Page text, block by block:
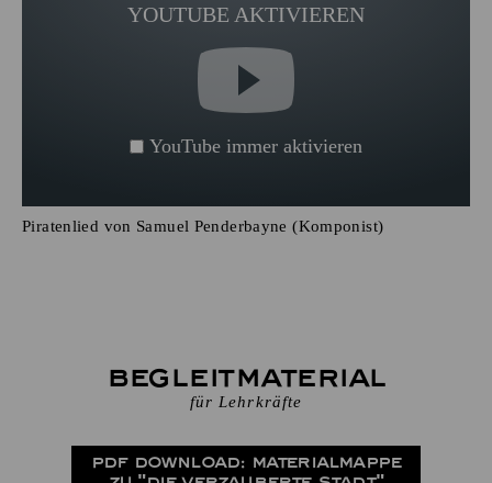
YOUTUBE AKTIVIEREN
YouTube immer aktivieren
Piratenlied von Samuel Penderbayne (Komponist)
Begleitmaterial
für Lehrkräfte
PDF DOWNLOAD: MATERIALMAPPE